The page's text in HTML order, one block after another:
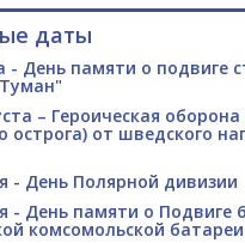
даты
- День памяти о подвиге
– Героическая
острога) от шведского
- День Полярной дивизии
- День памяти о Подвиге
комсомольской батареи